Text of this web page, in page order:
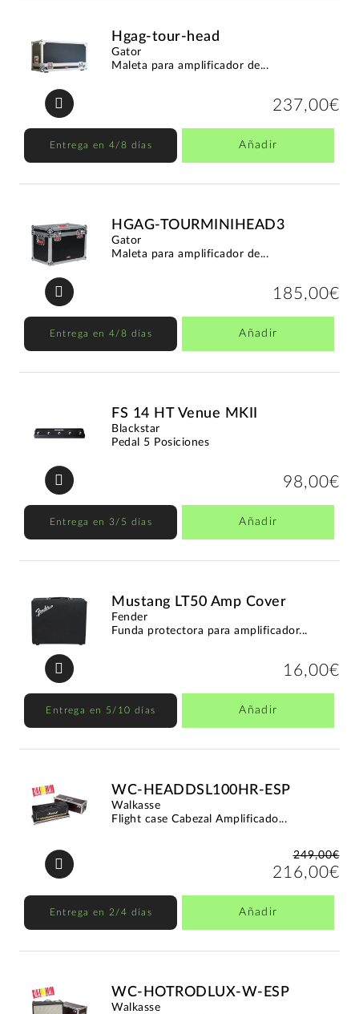
Hgag-tour-head
Gator
Maleta para amplificador de...
237,00€
Entrega en 4/8 días Añadir
HGAG-TOURMINIHEAD3
Gator
Maleta para amplificador de...
185,00€
Entrega en 4/8 días Añadir
FS 14 HT Venue MKII
Blackstar
Pedal 5 Posiciones
98,00€
Entrega en 3/5 días Añadir
Mustang LT50 Amp Cover
Fender
Funda protectora para amplificador...
16,00€
Entrega en 5/10 días Añadir
WC-HEADDSL100HR-ESP
Walkasse
Flight case Cabezal Amplificado...
249,00€
216,00€
Entrega en 2/4 días Añadir
WC-HOTRODLUX-W-ESP
Walkasse